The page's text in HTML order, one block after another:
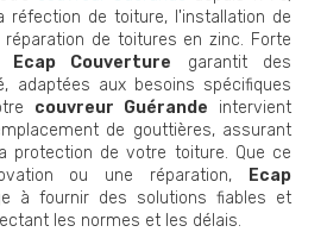
réfection de toiture, l'installation de
de toitures en zinc. Forte
Ecap Couverture garantit des
adaptées aux besoins spécifiques
couvreur Guérande intervient
de gouttières, assurant
protection de votre toiture. Que ce
ou une réparation,
Ecap
à fournir des solutions fiables et
les normes et les délais.